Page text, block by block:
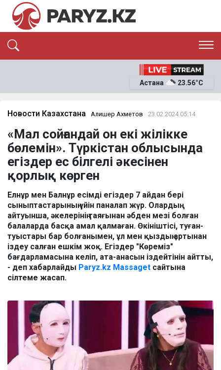
ЭКОНОМИКА
ОҚИҒА
News
Астана 23.56°C
Новости Казахстана Алишер Ахметов 23.02.2024 05:14
«Мал сойғандай он екі жілікке
бөлемін». Түркістан облысында
егіздер ес білгелі әкесінен
қорлық көрген
Елнұр мен Балнұр есімді егіздер 7 айдан бері
сыныптастарының үйін паналап жүр. Олардың
айтуынша, әкелерінің таяғынан әбден мезі болған
балаларда басқа амал қалмаған. Өкініштісі, туған-
туыстары бар болғанымен, ұл мен қыздың артынан
іздеу салған ешкім жоқ. Егіздер "Көреміз"
бағдарламасына келіп, ата-анасын іздейтінін айтты,
- деп хабарлайды Paryz.kz Massaget сайтына
сілтеме жасап.